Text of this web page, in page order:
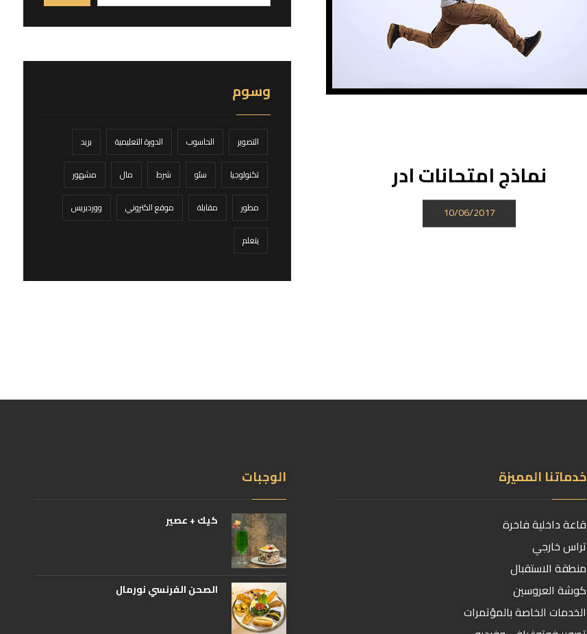
نماذج امتحانات ادر
10/06/2017
وسوم
التصوير الحاسوب الدورة التعليمية بريد
تكنولوجيا سئو شرط مال مشهور
مطور مقابلة موقع الكتروني ووردبريس
يتعلم
خدماتنا المميزة
قاعة داخلية فاخرة
تراس خارجي
منطقة الاستقبال
كوشة العروسين
الخدمات الخاصة بالمؤتمرات
الوجبات
كيك + عصير
الصحن الفرنسي نورمال